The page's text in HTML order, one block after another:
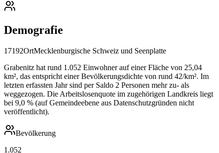
Demografie
17192OrtMecklenburgische Schweiz und Seenplatte
Grabenitz hat rund 1.052 Einwohner auf einer Fläche von 25,04
km², das entspricht einer Bevölkerungsdichte von rund 42/km². Im
letzten erfassten Jahr sind per Saldo 2 Personen mehr zu- als
weggezogen. Die Arbeitslosenquote im zugehörigen Landkreis liegt
bei 9,0 % (auf Gemeindeebene aus Datenschutzgründen nicht
veröffentlicht).
Bevölkerung
1.052